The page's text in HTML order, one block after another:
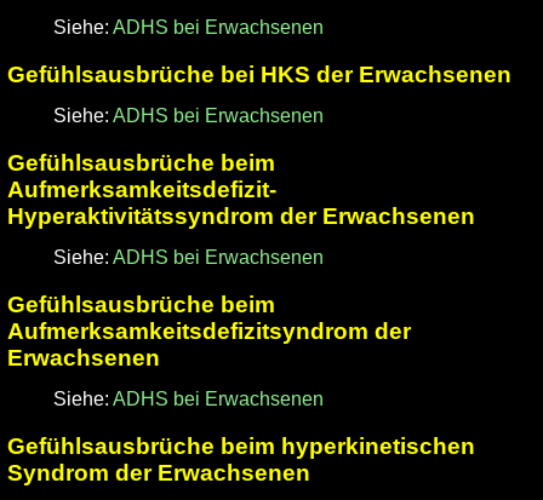
Siehe:ADHS bei Erwachsenen
Gefühlsausbrüche bei HKS der Erwachsenen
Siehe:ADHS bei Erwachsenen
Gefühlsausbrüche beim
Aufmerksamkeitsdefizit-
Hyperaktivitätssyndrom der Erwachsenen
Siehe:ADHS bei Erwachsenen
Gefühlsausbrüche beim
Aufmerksamkeitsdefizitsyndrom der
Erwachsenen
Siehe:ADHS bei Erwachsenen
Gefühlsausbrüche beim hyperkinetischen
Syndrom der Erwachsenen